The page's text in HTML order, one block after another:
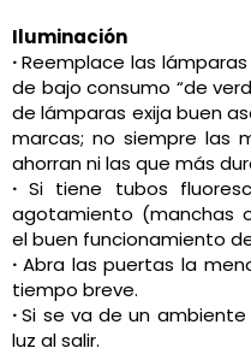
Iluminación
·Reemplace las
de bajo consumo “de
de lámparas exija buen
marcas; no siempre las
ahorran ni las que más
· Si tiene tubos
agotamiento (manchas
el buen funcionamiento
· Abra las puertas la
tiempo breve.
·Si se va de un
luz al salir.